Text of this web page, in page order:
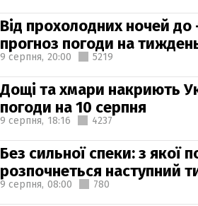
Від прохолодних ночей до
прогноз погоди на
9 серпня, 20:00 5219
Дощі та хмари накриють
погоди на 10 серпня
9 серпня, 18:16 4237
Без сильної спеки: з якої
розпочнеться наступний
9 серпня, 08:00 780